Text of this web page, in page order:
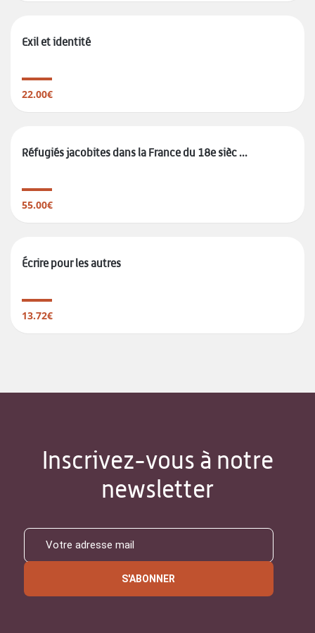
Exil et identité
22.00€
Réfugiés jacobites dans la France du 18e sièc ...
55.00€
Écrire pour les autres
13.72€
Inscrivez-vous à notre
newsletter
S'ABONNER